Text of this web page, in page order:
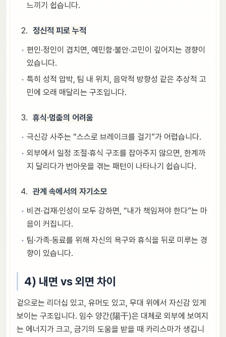
느끼기 쉽습니다.
정신적 피로 누적
편인·정인이 겹치면, 예민함·불안·고민이 깊어지는 경향이
있습니다.
특히 성적 압박, 팀 내 위치, 음악적 방향성 같은 추상적 고
민에 오래 매달리는 구조입니다.
휴식·멈춤의 어려움
극신강 사주는 “스스로 브레이크를 걸기”가 어렵습니다.
외부에서 일정 조절·휴식 구조를 잡아주지 않으면, 한계까
지 달리다가 번아웃을 겪는 패턴이 나타나기 쉽습니다.
관계 속에서의 자기소모
비견·겁재·인성이 모두 강하면, “내가 책임져야 한다”는 마
음이 커집니다.
팀·가족·동료를 위해 자신의 욕구와 휴식을 뒤로 미루는 경
향이 있습니다.
4) 내면 vs 외면 차이
겉으로는 리더십 있고, 유머도 있고, 무대 위에서 자신감 있게
보이는 구조입니다. 임수 양간(陽干)은 대체로 외부에 보여지
는 에너지가 크고, 금기의 도움을 받을 때 카리스마가 생깁니